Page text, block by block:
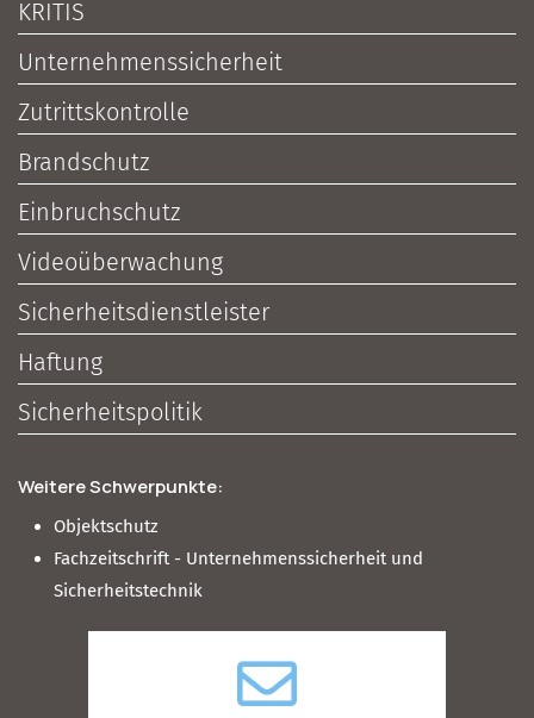
KRITIS
Unternehmenssicherheit
Zutrittskontrolle
Brandschutz
Einbruchschutz
Videoüberwachung
Sicherheitsdienstleister
Haftung
Sicherheitspolitik
Weitere Schwerpunkte:
Objektschutz
Fachzeitschrift - Unternehmenssicherheit und
Sicherheitstechnik